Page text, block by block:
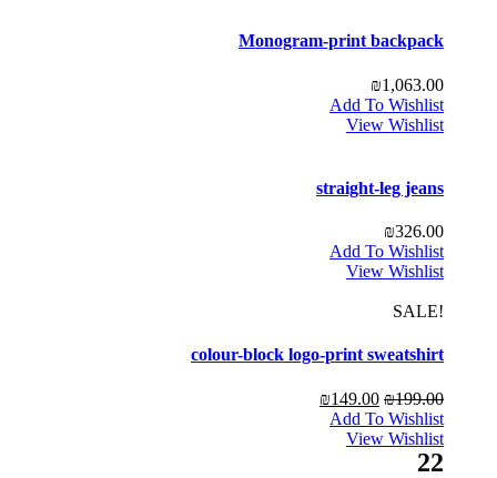
Monogram-print backpack
₪1,063.00
Add To Wishlist
View Wishlist
straight-leg jeans
₪326.00
Add To Wishlist
View Wishlist
!SALE
colour-block logo-print sweatshirt
₪199.00
₪149.00
Add To Wishlist
View Wishlist
22